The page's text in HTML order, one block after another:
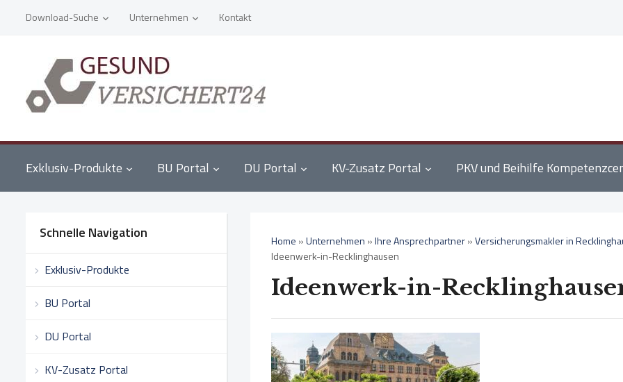
Download-Suche Unternehmen Kontakt
Exklusiv-Produkte BU Portal DU Portal KV-Zusatz Portal PKV und Beihilfe
Schnelle Navigation
Exklusiv-Produkte
BU Portal
DU Portal
KV-Zusatz Portal
Home »Unternehmen »Ihre Ansprechpartner»Versicherungsmakler in
Ideenwerk-in-Recklinghausen
Ideenwerk-in-